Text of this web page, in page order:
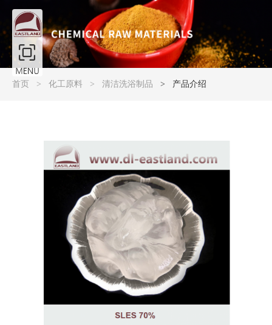
首页 化工原料 清洁洗浴制品 产品介绍
产品大图展示